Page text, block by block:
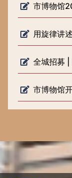
市博物馆
用旋律讲述信仰
全城招募 |
市博物馆